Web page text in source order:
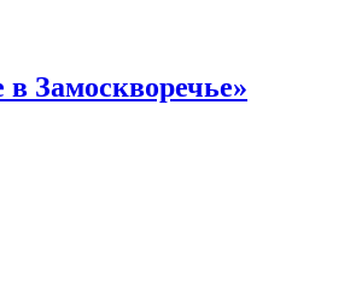
Замоскворечье»